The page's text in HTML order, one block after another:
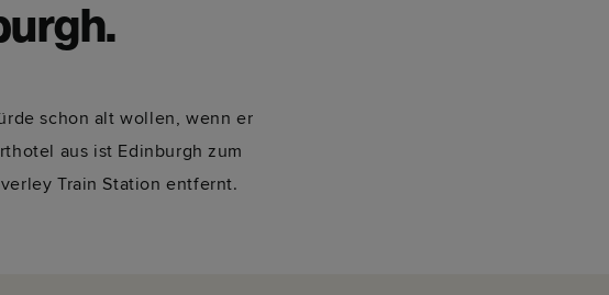
schon alt wollen, wenn er
aus ist Edinburgh zum
Train Station entfernt.